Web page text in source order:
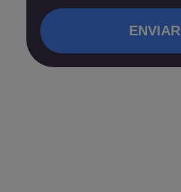
ENVIAR